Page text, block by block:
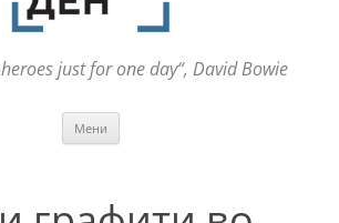
just for one day“, David Bowie
Мени